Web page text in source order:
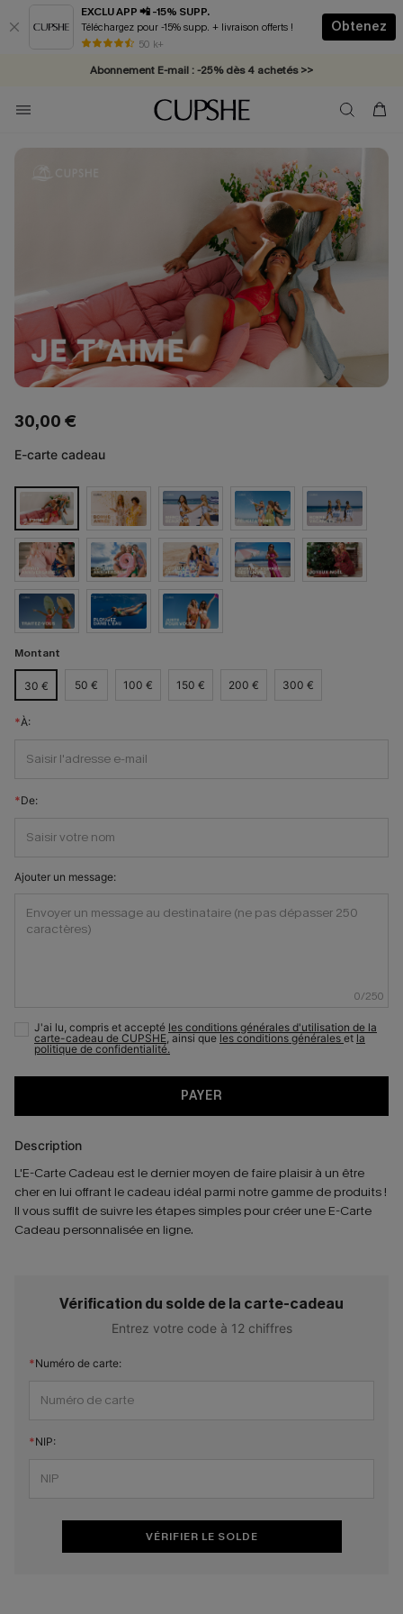
EXCLU APP 📲 -15% SUPP.
Téléchargez pour -15% supp. + livraison offerts !
50 k+
Obtenez
* Livraison éclair 2-3 jours ouvrés >>
Abonnement E-mail : -25% dès 4 achetés >>
E-carte cadeau
30,00 €
Montant
30 € 50 € 100 € 150 € 200 € 300 €
À:
De:
Ajouter un message:
0/250
J'ai lu, compris et accepté les conditions générales d'utilisation de la
carte-cadeau de CUPSHE, ainsi que les conditions générales et la
politique de confidentialité.
PAYER
Description
L'E-Carte Cadeau est le dernier moyen de faire plaisir à un être
cher en lui offrant le cadeau idéal parmi notre gamme de produits !
Il vous suffit de suivre les étapes simples pour créer une E-Carte
Cadeau personnalisée en ligne.
Vérification du solde de la carte-cadeau
Entrez votre code à 12 chiffres
Numéro de carte:
NIP:
VÉRIFIER LE SOLDE